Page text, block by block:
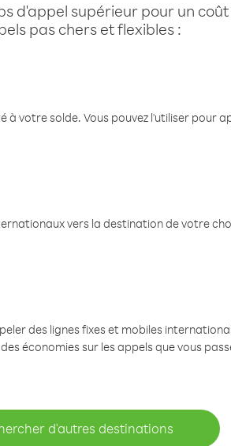
d'appel supérieur pour un
pas chers et flexibles :
votre solde. Vous pouvez l'utiliser pour
vers la destination de votre
des lignes fixes et mobiles
économies sur les appels que vous
d'autres destinations